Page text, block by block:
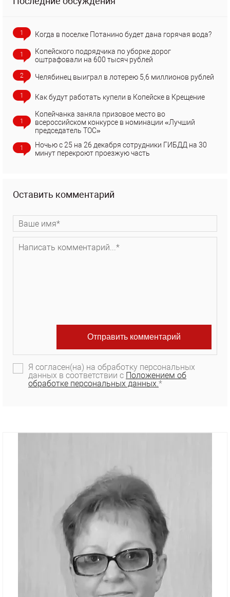
1 Когда в поселке Потанино будет дана горячая вода?
1
Копейского подрядчика по уборке дорог
оштрафовали на 600 тысяч рублей
2 Челябинец выиграл в лотерею 5,6 миллионов рублей
1 Как будут работать купели в Копейске в Крещение
1
Копейчанка заняла призовое место во
всероссийском конкурсе в номинации «Лучший
председатель ТОС»
1
Ночью с 25 на 26 декабря сотрудники ГИБДД на 30
минут перекроют проезжую часть
Оставить комментарий
Я согласен(на) на обработку персональных
данных в соответствии с Положением об
обработке персональных данных.*